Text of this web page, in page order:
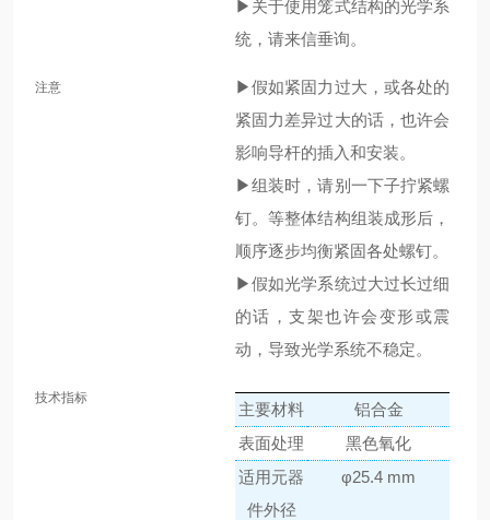
▶关于使用笼式结构的光学系
统，请来信垂询。
注意
▶假如紧固力过大，或各处的
紧固力差异过大的话，也许会
影响导杆的插入和安装。
▶组装时，请别一下子拧紧螺
钉。等整体结构组装成形后，
顺序逐步均衡紧固各处螺钉。
▶假如光学系统过大过长过细
的话，支架也许会变形或震
动，导致光学系统不稳定。
技术指标
主要材料
铝合金
表面处理
黑色氧化
适用元器
件外径
φ25.4 mm